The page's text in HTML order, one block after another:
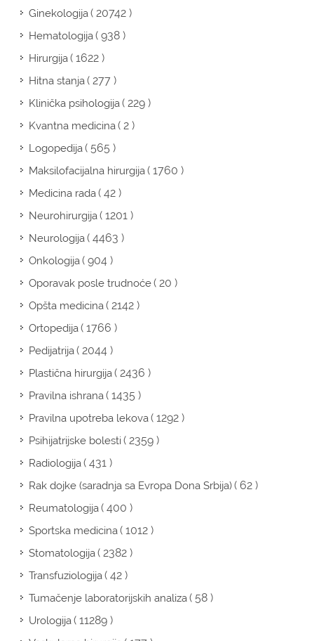
Ginekologija( 20742 )
Hematologija( 938 )
Hirurgija( 1622 )
Hitna stanja( 277 )
Klinička psihologija( 229 )
Kvantna medicina( 2 )
Logopedija( 565 )
Maksilofacijalna hirurgija( 1760 )
Medicina rada( 42 )
Neurohirurgija( 1201 )
Neurologija( 4463 )
Onkologija( 904 )
Oporavak posle trudnoće( 20 )
Opšta medicina( 2142 )
Ortopedija( 1766 )
Pedijatrija( 2044 )
Plastična hirurgija( 2436 )
Pravilna ishrana( 1435 )
Pravilna upotreba lekova( 1292 )
Psihijatrijske bolesti( 2359 )
Radiologija( 431 )
Rak dojke (saradnja sa Evropa Dona Srbija)( 62 )
Reumatologija( 400 )
Sportska medicina( 1012 )
Stomatologija( 2382 )
Transfuziologija( 42 )
Tumačenje laboratorijskih analiza( 58 )
Urologija( 11289 )